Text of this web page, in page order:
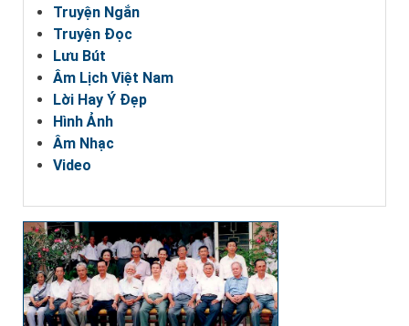
Truyện Ngắn
Truyện Đọc
Lưu Bút
Âm Lịch Việt Nam
Lời Hay Ý Đẹp
Hình Ảnh
Âm Nhạc
Video